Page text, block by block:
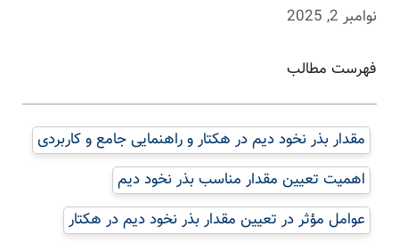
نوامبر 2, 2025
فهرست مطالب
مقدار بذر نخود دیم در هکتار و راهنمایی جامع و کاربردی
اهمیت تعیین مقدار مناسب بذر نخود دیم
عوامل مؤثر در تعیین مقدار بذر نخود دیم در هکتار